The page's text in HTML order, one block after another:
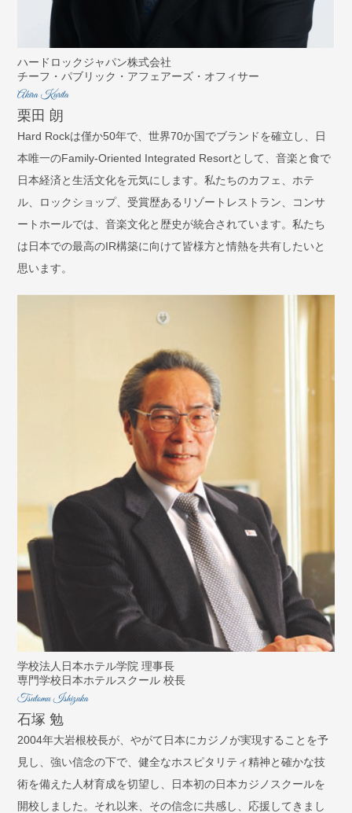
ハードロックジャパン株式会社
チーフ・パブリック・アフェアーズ・オフィサー
Akira Kurita
栗田 朗
Hard Rockは僅か50年で、世界70か国でブランドを確立し、日
本唯一のFamily-Oriented Integrated Resortとして、音楽と食で
日本経済と生活文化を元気にします。私たちのカフェ、ホテ
ル、ロックショップ、受賞歴あるリゾートレストラン、コンサ
ートホールでは、音楽文化と歴史が統合されています。私たち
は日本での最高のIR構築に向けて皆様方と情熱を共有したいと
思います。
学校法人日本ホテル学院 理事長
専門学校日本ホテルスクール 校長
Tsutomu Ishizuka
石塚 勉
2004年大岩根校長が、やがて日本にカジノが実現することを予
見し、強い信念の下で、健全なホスピタリティ精神と確かな技
術を備えた人材育成を切望し、日本初の日本カジノスクールを
開校しました。それ以来、その信念に共感し、応援してきまし